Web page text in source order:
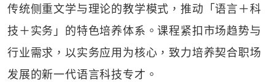
传统侧重文学与理论的教学模式，推动「语言＋科
技＋实务」的特色培养体系。课程紧扣市场趋势与
行业需求，以实务应用为核心，致力培养契合职场
发展的新一代语言科技专才。